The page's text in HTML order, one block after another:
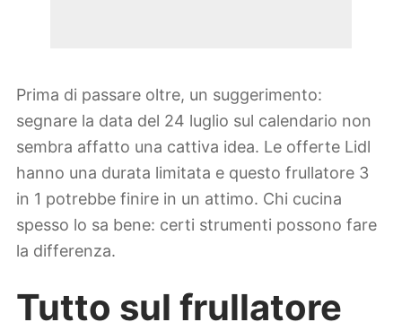
Prima di passare oltre, un suggerimento:
segnare la data del 24 luglio sul calendario non
sembra affatto una cattiva idea. Le offerte Lidl
hanno una durata limitata e questo frullatore 3
in 1 potrebbe finire in un attimo. Chi cucina
spesso lo sa bene: certi strumenti possono fare
la differenza.
Tutto sul frullatore